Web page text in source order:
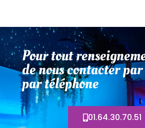
Pour tout
de nous contacter
par téléphone
01.64.30.70.51